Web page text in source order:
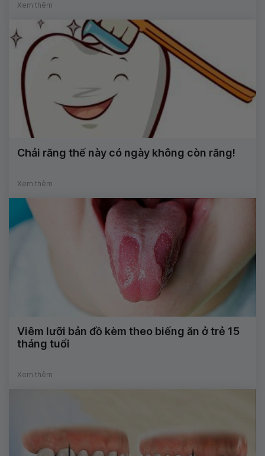
Xem thêm
Chải răng thế này có ngày không còn răng!
Xem thêm
Viêm lưỡi bản đồ kèm theo biếng ăn ở trẻ 15
tháng tuổi
Xem thêm